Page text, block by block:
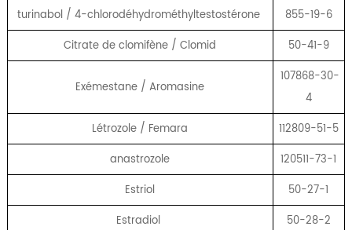
turinabol / 4-chlorodéhydrométhyltestostérone
855-19-6
Citrate de clomifène / Clomid
50-41-9
Exémestane / Aromasine
107868-30-
4
Létrozole / Femara
112809-51-5
anastrozole
120511-73-1
Estriol
50-27-1
Estradiol
50-28-2